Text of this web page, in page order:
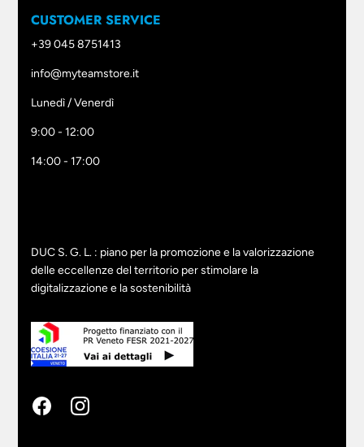
CUSTOMER SERVICE
+39 045 8751413
info@myteamstore.it
Lunedì / Venerdì
9:00 - 12:00
14:00 - 17:00
DUC S. G. L. : piano per la promozione e la valorizzazione
delle eccellenze del territorio per stimolare la
digitalizzazione e la sostenibilità